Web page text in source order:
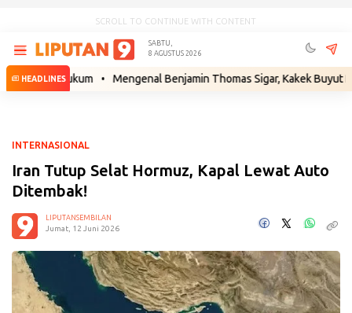
SCROLL TO CONTINUE WITH CONTENT
SABTU,
8 AGUSTUS 2026
HEADLINES
Hukum • Mengenal Benjamin Thomas Sigar, Kakek Buyut
INTERNASIONAL
Iran Tutup Selat Hormuz, Kapal Lewat Auto
Ditembak!
LIPUTANSEMBILAN
Jumat, 12 Juni 2026